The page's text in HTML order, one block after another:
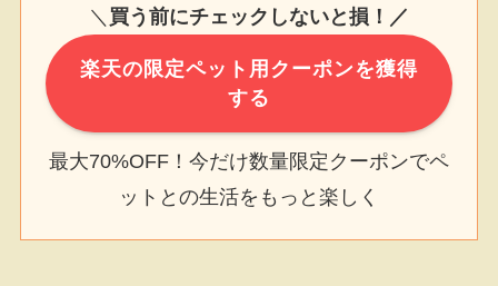
＼ 買う前にチェックしないと損！／
楽天の限定ペット用クーポンを獲得
する
最大70%OFF！今だけ数量限定クーポンでペ
ットとの生活をもっと楽しく